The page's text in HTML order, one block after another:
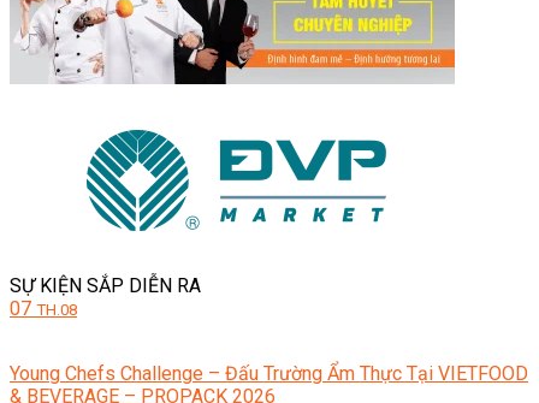
SỰ KIỆN SẮP DIỄN RA
07 TH.08
Young Chefs Challenge – Đấu Trường Ẩm Thực Tại VIETFOOD
& BEVERAGE – PROPACK 2026